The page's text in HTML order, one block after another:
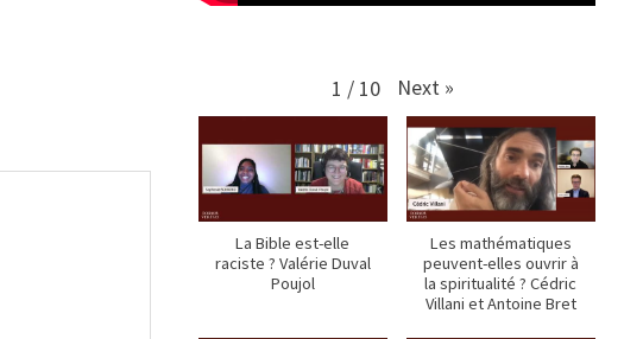
1 / 10 Next »
La Bible est-elle
raciste ? Valérie Duval
Poujol
Les mathématiques
peuvent-elles ouvrir à
la spiritualité ? Cédric
Villani et Antoine Bret